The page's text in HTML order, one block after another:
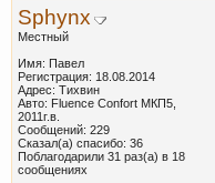
Sphynx
Местный
Имя: Павел
Регистрация: 18.08.2014
Адрес: Тихвин
Авто: Fluence Confort МКП5,
2011г.в.
Сообщений: 229
Сказал(а) спасибо: 36
Поблагодарили 31 раз(а) в 18
сообщениях